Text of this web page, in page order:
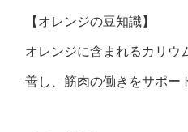
【オレンジの豆知識】
オレンジに含まれるカリウ
善し、筋肉の働きをサポー